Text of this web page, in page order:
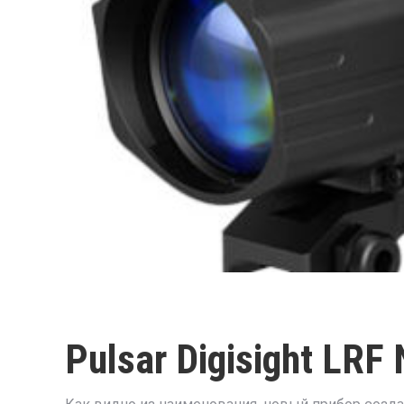
Pulsar Digisight LRF